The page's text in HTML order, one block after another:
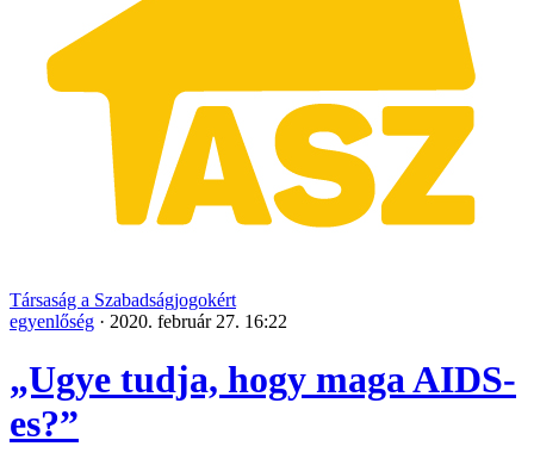
Társaság a Szabadságjogokért
egyenlőség · 2020. február 27. 16:22
„Ugye tudja, hogy maga AIDS-
es?”